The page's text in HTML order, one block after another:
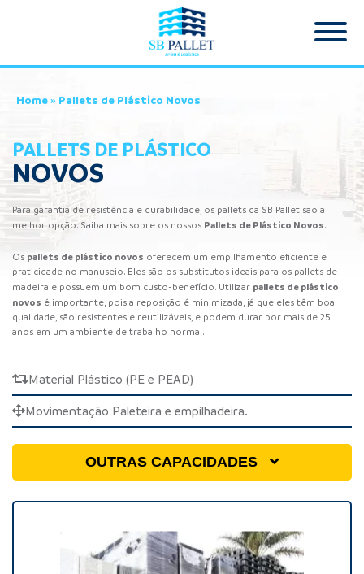
Home» Pallets de Plástico Novos
PALLETS DE PLÁSTICO
NOVOS
Para garantia de resistência e durabilidade, os pallets da SB Pallet são a
melhor opção. Saiba mais sobre os nossos Pallets de Plástico Novos.
Os pallets de plástico novos oferecem um empilhamento eficiente e
praticidade no manuseio. Eles são os substitutos ideais para os pallets de
madeira e possuem um bom custo-benefício. Utilizar pallets de plástico
novos é importante, pois a reposição é minimizada, já que eles têm boa
qualidade, são resistentes e reutilizáveis, e podem durar por mais de 25
anos em um ambiente de trabalho normal.
Material Plástico (PE e PEAD)
Movimentação Paleteira e empilhadeira.
OUTRAS CAPACIDADES